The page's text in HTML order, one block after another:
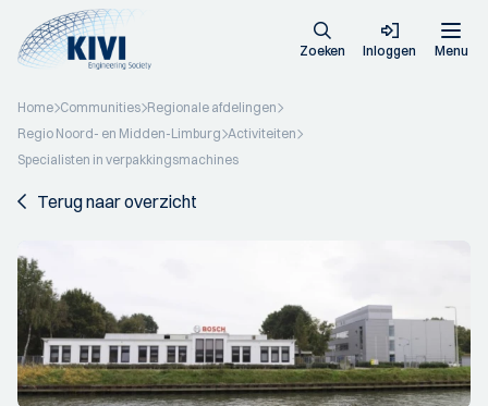
Zoeken Inloggen Menu
Home Communities Regionale afdelingen
Regio Noord- en Midden-Limburg Activiteiten
Specialisten in verpakkingsmachines
Terug naar overzicht